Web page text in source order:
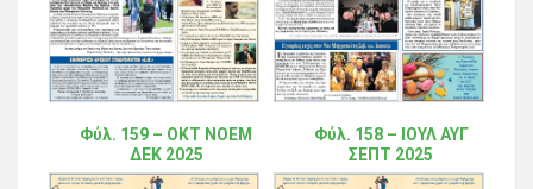
Φύλ. 159 – ΟΚΤ ΝΟΕΜ
ΔΕΚ 2025
Φύλ. 158 – ΙΟΥΛ ΑΥΓ
ΣΕΠΤ 2025